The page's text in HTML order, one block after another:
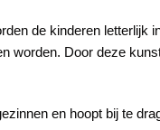
de kinderen letterlijk
worden. Door deze
en hoopt bij te